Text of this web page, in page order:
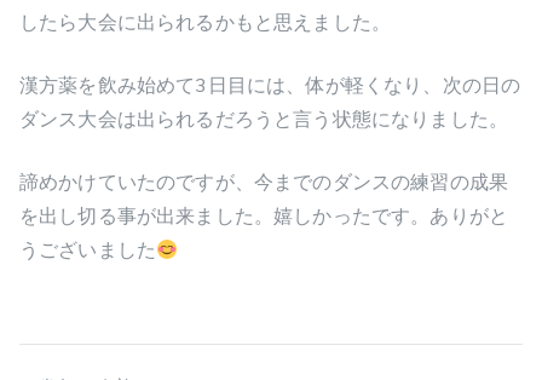
したら大会に出られるかもと思えました。
漢方薬を飲み始めて3日目には、体が軽くなり、次の日の
ダンス大会は出られるだろうと言う状態になりました。
諦めかけていたのですが、今までのダンスの練習の成果
を出し切る事が出来ました。嬉しかったです。ありがと
うございました